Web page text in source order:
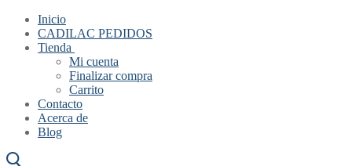
Inicio
CADILAC PEDIDOS
Tienda
Mi cuenta
Finalizar compra
Carrito
Contacto
Acerca de
Blog